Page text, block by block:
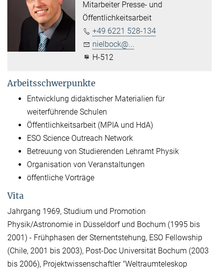
Mitarbeiter Presse- und
Öffentlichkeitsarbeit
+49 6221 528-134
nielbock@...
H-512
Arbeitsschwerpunkte
Entwicklung didaktischer Materialien für
weiterführende Schulen
Öffentlichkeitsarbeit (MPIA und HdA)
ESO Science Outreach Network
Betreuung von Studierenden Lehramt Physik
Organisation von Veranstaltungen
öffentliche Vorträge
Vita
Jahrgang 1969, Studium und Promotion
Physik/Astronomie in Düsseldorf und Bochum (1995 bis
2001) - Frühphasen der Sternentstehung, ESO Fellowship
(Chile, 2001 bis 2003), Post-Doc Universität Bochum (2003
bis 2006), Projektwissenschaftler "Weltraumteleskop